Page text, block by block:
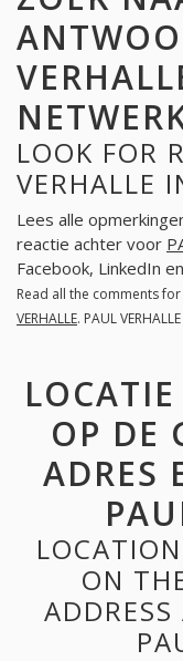
LOOK FOR
VERHALLE
Lees alle
reactie achter voor
Facebook, LinkedIn
Read all the comments for
VERHALLE. PAUL
OP DE
ADRES
ON